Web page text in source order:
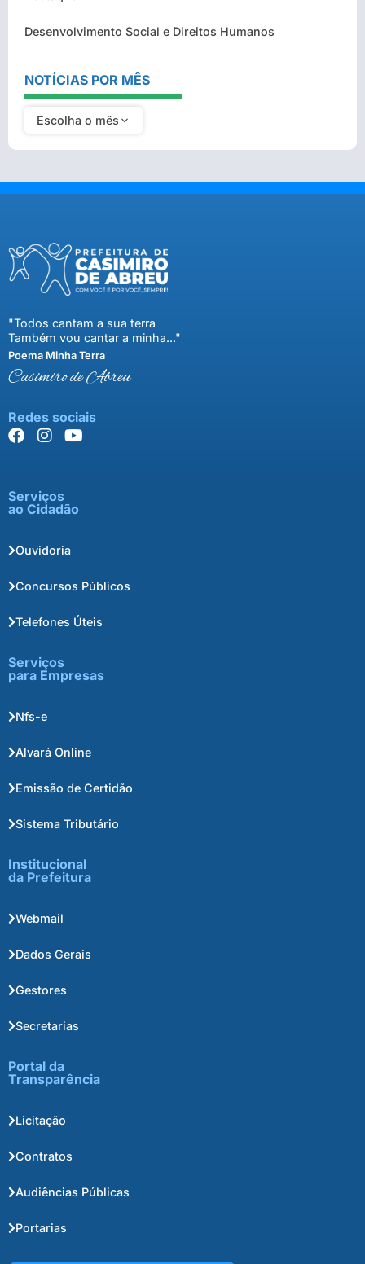
Desenvolvimento Social e Direitos Humanos
NOTÍCIAS POR MÊS
Escolha o mês
"Todos cantam a sua terra
Também vou cantar a minha..."
Poema Minha Terra
Casimiro de Abreu
Redes sociais
Serviços
ao Cidadão
Ouvidoria
Concursos Públicos
Telefones Úteis
Serviços
para Empresas
Nfs-e
Alvará Online
Emissão de Certidão
Sistema Tributário
Institucional
da Prefeitura
Webmail
Dados Gerais
Gestores
Secretarias
Portal da
Transparência
Licitação
Contratos
Audiências Públicas
Portarias